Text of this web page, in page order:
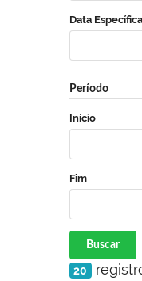
Data Específica
Período
Início
Fim
Buscar
20